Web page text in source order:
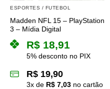
ESPORTES / FUTEBOL
Madden NFL 15 – PlayStation
3 – Mídia Digital
R$ 18,91
5% desconto no PIX
R$ 19,90
3x de R$ 7,03 no cartão